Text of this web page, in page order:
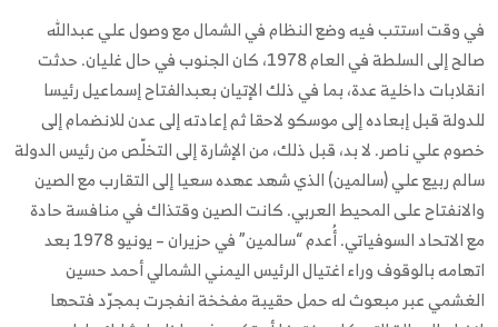
في وقت استتب فيه وضع النظام في الشمال مع وصول علي عبدالله
صالح إلى السلطة في العام 1978، كان الجنوب في حال غليان. حدثت
انقلابات داخلية عدة، بما في ذلك الإتيان بعبدالفتاح إسماعيل رئيسا
للدولة قبل إبعاده إلى موسكو لاحقا ثم إعادته إلى عدن للانضمام إلى
خصوم علي ناصر. لا بد، قبل ذلك، من الإشارة إلى التخلّص من رئيس الدولة
سالم ربيع علي (سالمين) الذي شهد عهده سعيا إلى التقارب مع الصين
والانفتاح على المحيط العربي. كانت الصين وقتذاك في منافسة حادة
مع الاتحاد السوفياتي. أُعدم “سالمين” في حزيران – يونيو 1978 بعد
اتهامه بالوقوف وراء اغتيال الرئيس اليمني الشمالي أحمد حسين
الغشمي عبر مبعوث له حمل حقيبة مفخخة انفجرت بمجرّد فتحها